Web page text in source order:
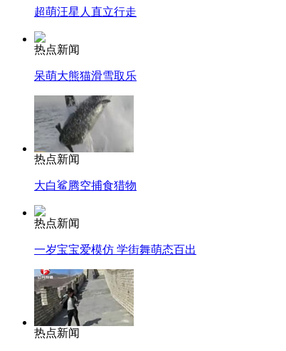
超萌汪星人直立行走
热点新闻
呆萌大熊猫滑雪取乐
热点新闻
大白鲨腾空捕食猎物
热点新闻
一岁宝宝爱模仿 学街舞萌态百出
热点新闻